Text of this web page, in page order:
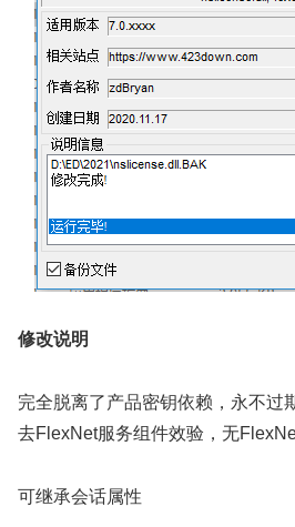
修改说明
完全脱离了产品密钥依赖，永不过
去FlexNet服务组件效验，无
可继承会话属性